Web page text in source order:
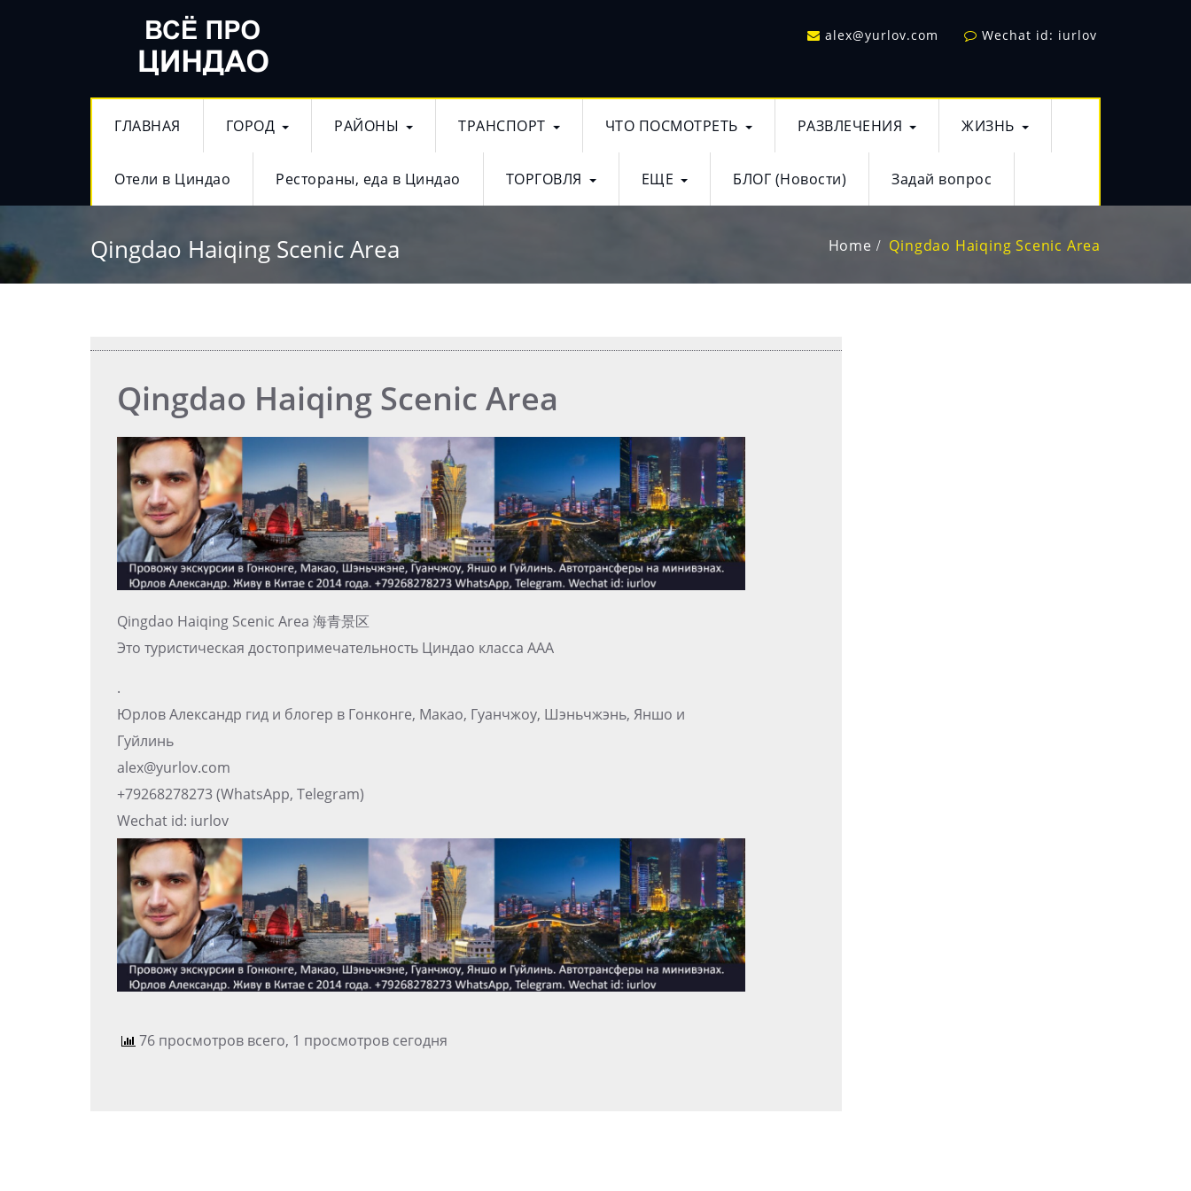
alex@yurlov.com Wechat id: iurlov
ГЛАВНАЯ ГОРОД РАЙОНЫ ТРАНСПОРТ ЧТО ПОСМОТРЕТЬ РАЗВЛЕЧЕНИЯ ЖИЗНЬ
Отели в Циндао Рестораны, еда в Циндао ТОРГОВЛЯ ЕЩЕ БЛОГ (Новости) Задай вопрос
Qingdao Haiqing Scenic Area Home Qingdao Haiqing Scenic Area
Qingdao Haiqing Scenic Area
Qingdao Haiqing Scenic Area 海青景区
Это туристическая достопримечательность Циндао класса ААА
.
Юрлов Александр гид и блогер в Гонконге, Макао, Гуанчжоу, Шэньчжэнь, Яншо и
Гуйлинь
alex@yurlov.com
+79268278273 (WhatsApp, Telegram)
Wechat id: iurlov
76 просмотров всего, 1 просмотров сегодня